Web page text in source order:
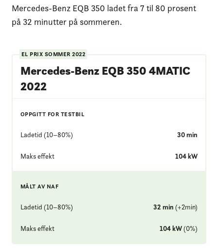
Mercedes-Benz EQB 350 ladet fra 7 til 80 prosent
på 32 minutter på sommeren.
EL PRIX SOMMER 2022
Mercedes-Benz EQB 350 4MATIC
2022
OPPGITT FOR TESTBIL
Ladetid (10–80%) 30min
Maks effekt 104kW
MÅLT AV NAF
Ladetid (10–80%) 32 min (+2min)
Maks effekt 104kW(0%)